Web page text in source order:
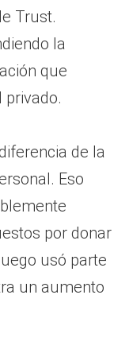
Trust.
la
que
de la
Eso
por donar
usó parte
un aumento